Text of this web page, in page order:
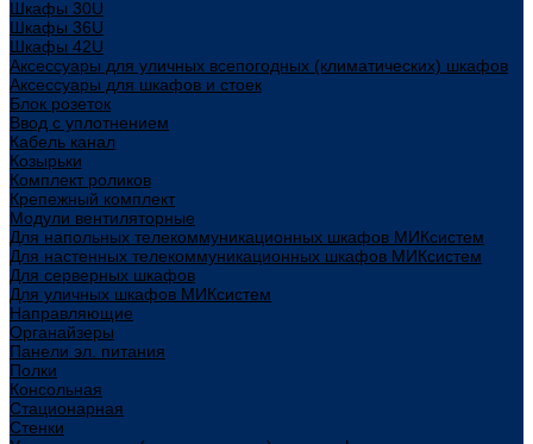
Шкафы 30U
Шкафы 36U
Шкафы 42U
Аксессуары для уличных всепогодных (климатических) шкафов
Аксессуары для шкафов и стоек
Блок розеток
Ввод с уплотнением
Кабель канал
Козырьки
Комплект роликов
Крепежный комплект
Модули вентиляторные
Для напольных телекоммуникационных шкафов МИКсистем
Для настенных телекоммуникационных шкафов МИКсистем
Для серверных шкафов
Для уличных шкафов МИКсистем
Направляющие
Органайзеры
Панели эл. питания
Полки
Консольная
Стационарная
Стенки